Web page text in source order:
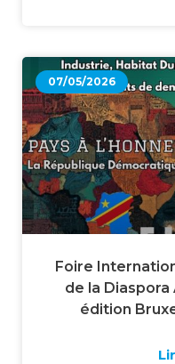
Foire
de la Diaspora
édition
07/05/2026